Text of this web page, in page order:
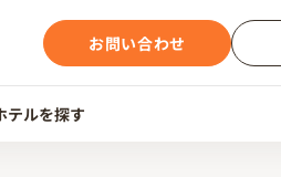
お問い合わせ
テルを探す